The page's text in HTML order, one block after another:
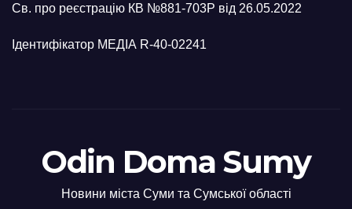
Св. про реєстрацію КВ №881-703Р від 26.05.2022
Ідентифікатор МЕДІА R-40-02241
Odin Doma Sumy
Новини міста Суми та Сумської області